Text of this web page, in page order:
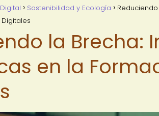
Sostenibilidad y Ecología
la Brecha:
en la